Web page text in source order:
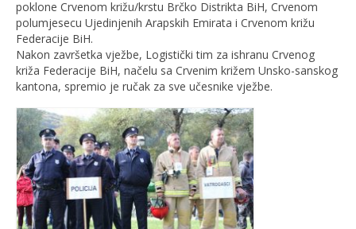
poklone Crvenom križu/krstu Brčko Distrikta BiH, Crvenom
polumjesecu Ujedinjenih Arapskih Emirata i Crvenom križu
Federacije BiH.
Nakon završetka vježbe, Logistički tim za ishranu Crvenog
križa Federacije BiH, načelu sa Crvenim križem Unsko-sanskog
kantona, spremio je ručak za sve učesnike vježbe.